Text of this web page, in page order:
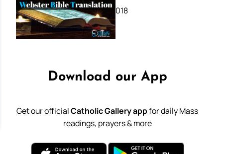
October 11, 2018
Download our App
Get our officialCatholic Gallery appfor daily Mass
readings, prayers & more